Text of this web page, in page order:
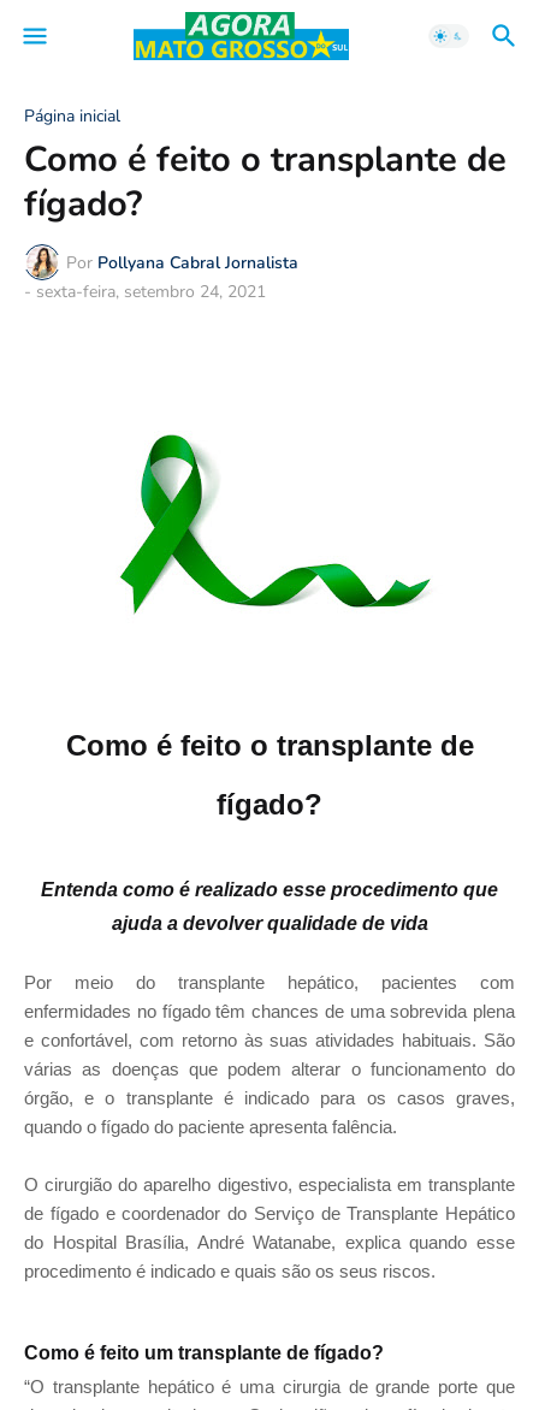
Página inicial
Como é feito o transplante de
fígado?
Por Pollyana Cabral Jornalista
- sexta-feira, setembro 24, 2021
Como é feito o transplante de
fígado?
Entenda como é realizado esse procedimento que
ajuda a devolver qualidade de vida
Por meio do transplante hepático, pacientes com
enfermidades no fígado têm chances de uma sobrevida plena
e confortável, com retorno às suas atividades habituais. São
várias as doenças que podem alterar o funcionamento do
órgão, e o transplante é indicado para os casos graves,
quando o fígado do paciente apresenta falência.
O cirurgião do aparelho digestivo, especialista em transplante
de fígado e coordenador do Serviço de Transplante Hepático
do Hospital Brasília, André Watanabe, explica quando esse
procedimento é indicado e quais são os seus riscos.
Como é feito um transplante de fígado?
“O transplante hepático é uma cirurgia de grande porte que